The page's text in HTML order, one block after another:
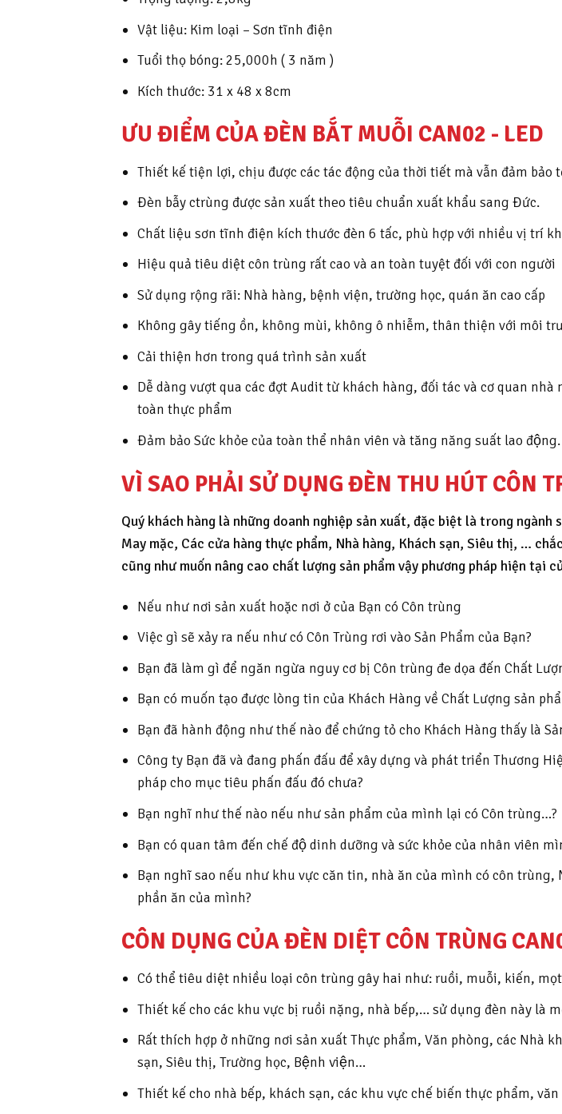
Vật liệu: Kim loại – Sơn tĩnh điện
Tuổi thọ bóng: 25,000h ( 3 năm )
Kích thước: 31 x 48 x 8cm
ƯU ĐIỂM CỦA ĐÈN BẮT MUỖI CAN02 - LED
Thiết kế tiện lợi, chịu được các tác động của thời tiết mà vẫn đảm bảo
Đèn bẫy ctrùng được sản xuất theo tiêu chuẩn xuất khẩu sang Đức.
Chất liệu sơn tĩnh điện kích thước đèn 6 tấc, phù hợp với nhiều vị trí
Hiệu quả tiêu diệt côn trùng rất cao và an toàn tuyệt đối với con người
Sử dụng rộng rãi: Nhà hàng, bệnh viện, trường học, quán ăn cao cấp
Không gây tiếng ồn, không mùi, không ô nhiễm, thân thiện với môi
Cải thiện hơn trong quá trình sản xuất
Dễ dàng vượt qua các đợt Audit từ khách hàng, đối tác và cơ quan
toàn thực phẩm
Đảm bảo Sức khỏe của toàn thể nhân viên và tăng năng suất lao động.
VÌ SAO PHẢI SỬ DỤNG ĐÈN THU HÚT CÔN
Quý khách hàng là những doanh nghiệp sản xuất, đặc biệt là trong
May mặc, Các cửa hàng thực phẩm, Nhà hàng, Khách sạn, Siêu thị, …
cũng như muốn nâng cao chất lượng sản phẩm vậy phương pháp hiện tại
Nếu như nơi sản xuất hoặc nơi ở của Bạn có Côn trùng
Việc gì sẽ xảy ra nếu như có Côn Trùng rơi vào Sản Phẩm của Bạn?
Bạn đã làm gì để ngăn ngừa nguy cơ bị Côn trùng đe dọa đến Chất
Bạn có muốn tạo được lòng tin của Khách Hàng về Chất Lượng sản
Bạn đã hành động như thế nào để chứng tỏ cho Khách Hàng thấy là
Công ty Bạn đã và đang phấn đấu để xây dựng và phát triển Thương
pháp cho mục tiêu phấn đấu đó chưa?
Bạn nghĩ như thế nào nếu như sản phẩm của mình lại có Côn trùng…?
Bạn có quan tâm đến chế độ dinh dưỡng và sức khỏe của nhân viên
Bạn nghĩ sao nếu như khu vực căn tin, nhà ăn của mình có côn
phần ăn của mình?
CÔN DỤNG CỦA ĐÈN DIỆT CÔN TRÙNG
Có thể tiêu diệt nhiều loại côn trùng gây hai như: ruồi, muỗi, kiến,
Thiết kế cho các khu vực bị ruồi nặng, nhà bếp,… sử dụng đèn này là
Rất thích hợp ở những nơi sản xuất Thực phẩm, Văn phòng, các Nhà
sạn, Siêu thị, Trường học, Bệnh viện…
Thiết kế cho nhà bếp, khách sạn, các khu vực chế biến thực phẩm,